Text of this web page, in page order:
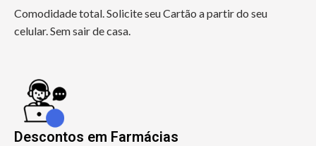
Comodidade total. Solicite seu Cartão a partir do seu
celular. Sem sair de casa.
Descontos em Farmácias